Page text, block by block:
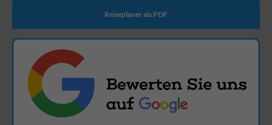
Reiseplaner als PDF